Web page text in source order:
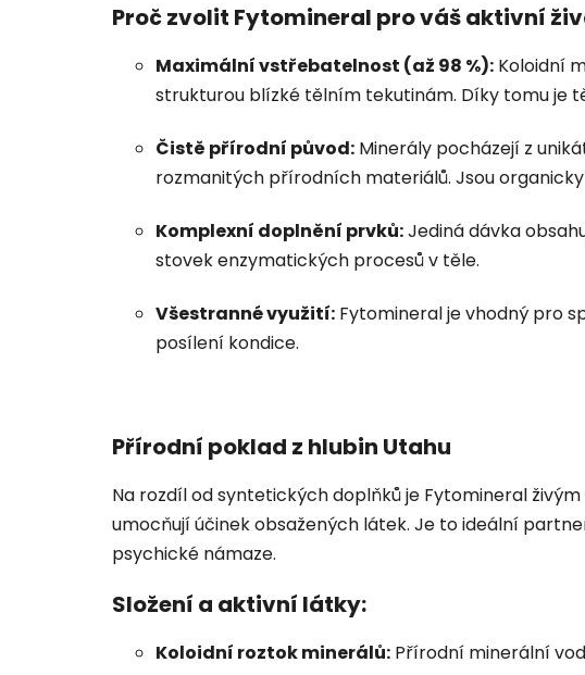
Proč zvolit Fytomineral pro váš aktivní
Maximální vstřebatelnost (až 98 %): Koloidní
strukturou blízké tělním tekutinám. Díky tomu je
Čistě přírodní původ: Minerály pocházejí z
rozmanitých přírodních materiálů. Jsou
Komplexní doplnění prvků:Jediná dávka
stovek enzymatických procesů v těle.
Všestranné využití: Fytomineral je vhodný pro
posílení kondice.
Přírodní poklad z hlubin Utahu
Na rozdíl od syntetických doplňků je Fytomineral
umocňují účinek obsažených látek. Je to ideální
psychické námaze.
Složení a aktivní látky:
Koloidní roztok minerálů: Přírodní minerální